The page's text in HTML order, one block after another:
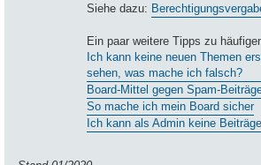
Siehe dazu:
Ein paar weitere Tipps zu
Ich kann keine neuen Themen
sehen, was mache ich falsch?
Board-Mittel gegen Spam-
So mache ich mein Board sicher
Ich kann als Admin keine